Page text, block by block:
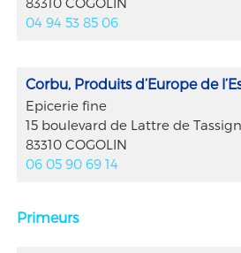
04 94 53 85 06
Corbu, Produits d’Europe de
Epicerie fine
15 boulevard de Lattre de
83310 COGOLIN
06 05 90 69 14
Primeurs